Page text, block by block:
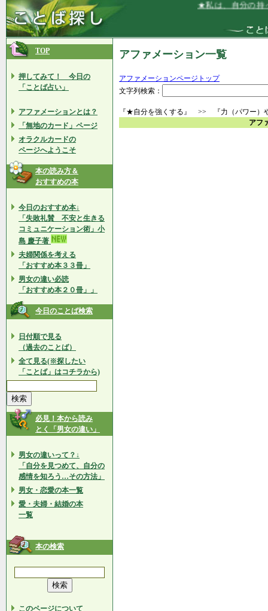
★私は、自分の持っ
TOP
押してみて！ 今日の
「ことば占い」
アファメーションとは？
「無地のカード」ページ
オラクルカードの
ページへようこそ
本の読み方＆
おすすめの本
今日のおすすめ本↓
「失敗礼賛 不安と生きる
コミュニケーション術」小
島 慶子著
夫婦関係を考える
「おすすめ本３３冊」
男女の違い必読
「おすすめ本２０冊」」
今日のことば検索
日付順で見る
（過去のことば）
全て見る(※探したい
「ことば」はコチラから)
必見！本から読み
とく「男女の違い」
男女の違いって？↓
「自分を見つめて、自分の
感情を知ろう…その方法」
男女・恋愛の本一覧
愛・夫婦・結婚の本
一覧
本の検索
このページについて
アファメーション一覧
アファメーションページトップ
文字列検索：
『★自分を強くする』 >> 『力（パワー）
アフ